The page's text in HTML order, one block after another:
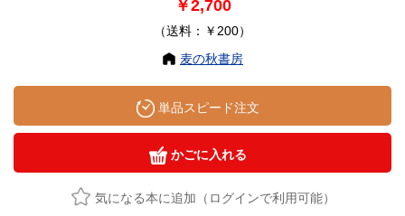
￥2,700
（送料：￥200）
麦の秋書房
単品スピード注文
かごに入れる
気になる本に追加（ログインで利用可能）